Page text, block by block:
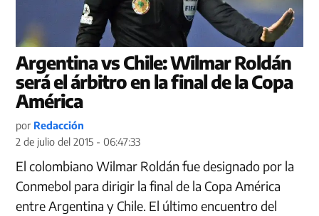
Argentina vs Chile: Wilmar Roldán
será el árbitro en la final de la Copa
América
por Redacción
2 de julio del 2015 - 06:47:33
El colombiano Wilmar Roldán fue designado por la
Conmebol para dirigir la final de la Copa América
entre Argentina y Chile. El último encuentro del